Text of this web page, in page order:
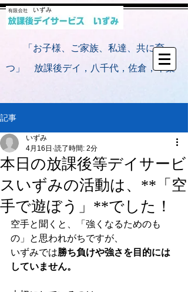
「お子様、ご家族、私達、共に育
つ」 放課後デイ，八千代，佐倉，千葉
記事
本日の放課後等デイサービ
スいずみの活動は、**「空
手で遊ぼう」**でした！
いずみ
4月16日 読了時間: 2分
空手と聞くと、「強くなるためのも
の」と思われがちですが、
いずみでは勝ち負けや強さを目的には
していません。